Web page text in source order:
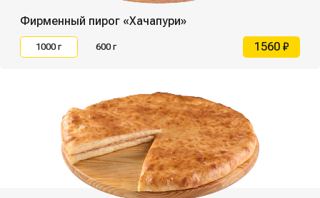
Фирменный пирог «Хачапури»
1000 г 600 г 1560 ₽